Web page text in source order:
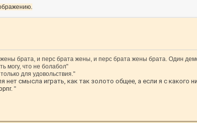
брата, и перс брата жены, и перс брата жены брата. Один
могу, что не болабол"
для удовольствия."
смысла играть, как так золото общее, а если я с какого
"